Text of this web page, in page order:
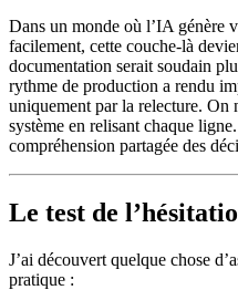
Dans un monde où l’IA génère
facilement, cette couche-là
documentation serait soudain
rythme de production a rendu
uniquement par la relecture. On
système en relisant chaque
compréhension partagée des
Le test de
J’ai découvert quelque chose
pratique :